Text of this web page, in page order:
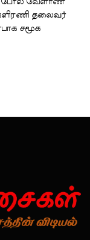
போல் வேளாண்
தலைவர்
சமூக